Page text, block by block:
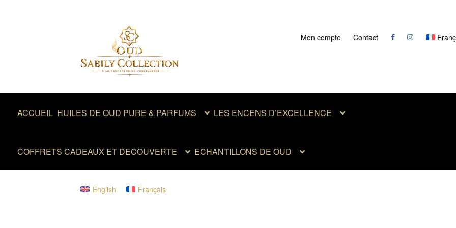
navigation
Mon compte Contact
ACCUEIL HUILES DE OUD PURE & PARFUMS LES ENCENS D’EXCELLENCE
COFFRETS CADEAUX ET DECOUVERTE ECHANTILLONS DE OUD
English Français